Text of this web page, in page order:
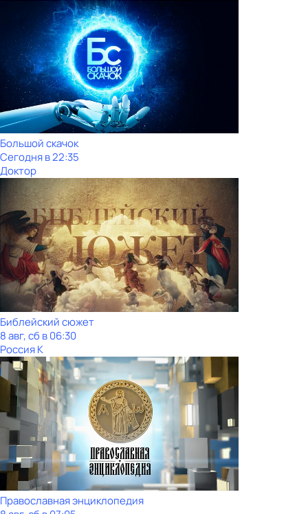
Большой скачок
Сегодня в 22:35
Доктор
Библейский сюжет
8 авг, сб в 06:30
Россия К
Православная энциклопедия